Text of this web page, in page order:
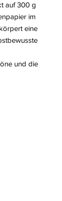
auf 300 g
im
eine
und die